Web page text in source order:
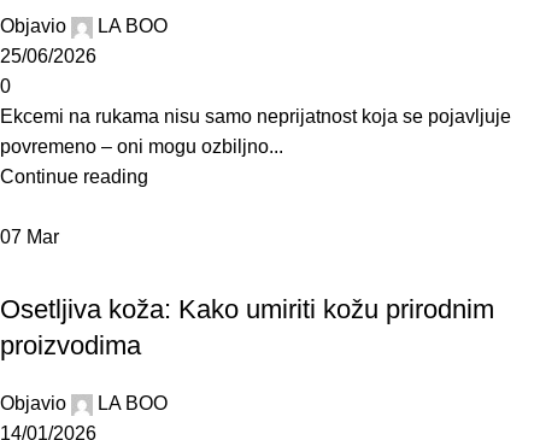
Objavio
LA BOO
25/06/2026
0
Ekcemi na rukama nisu samo neprijatnost koja se pojavljuje
povremeno – oni mogu ozbiljno...
Continue reading
07 Mar
Osetljiva koža: Kako umiriti kožu prirodnim
proizvodima
Objavio
LA BOO
14/01/2026